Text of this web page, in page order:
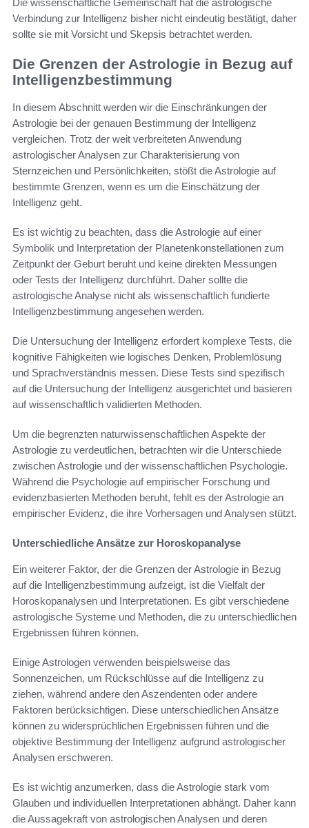
Verbindung zur Intelligenz bisher nicht eindeutig bestätigt, daher
sollte sie mit Vorsicht und Skepsis betrachtet werden.
Die Grenzen der Astrologie in Bezug auf
Intelligenzbestimmung
In diesem Abschnitt werden wir die Einschränkungen der
Astrologie bei der genauen Bestimmung der Intelligenz
vergleichen. Trotz der weit verbreiteten Anwendung
astrologischer Analysen zur Charakterisierung von
Sternzeichen und Persönlichkeiten, stößt die Astrologie auf
bestimmte Grenzen, wenn es um die Einschätzung der
Intelligenz geht.
Es ist wichtig zu beachten, dass die Astrologie auf einer
Symbolik und Interpretation der Planetenkonstellationen zum
Zeitpunkt der Geburt beruht und keine direkten Messungen
oder Tests der Intelligenz durchführt. Daher sollte die
astrologische Analyse nicht als wissenschaftlich fundierte
Intelligenzbestimmung angesehen werden.
Die Untersuchung der Intelligenz erfordert komplexe Tests, die
kognitive Fähigkeiten wie logisches Denken, Problemlösung
und Sprachverständnis messen. Diese Tests sind spezifisch
auf die Untersuchung der Intelligenz ausgerichtet und basieren
auf wissenschaftlich validierten Methoden.
Um die begrenzten naturwissenschaftlichen Aspekte der
Astrologie zu verdeutlichen, betrachten wir die Unterschiede
zwischen Astrologie und der wissenschaftlichen Psychologie.
Während die Psychologie auf empirischer Forschung und
evidenzbasierten Methoden beruht, fehlt es der Astrologie an
empirischer Evidenz, die ihre Vorhersagen und Analysen stützt.
Unterschiedliche Ansätze zur Horoskopanalyse
Ein weiterer Faktor, der die Grenzen der Astrologie in Bezug
auf die Intelligenzbestimmung aufzeigt, ist die Vielfalt der
Horoskopanalysen und Interpretationen. Es gibt verschiedene
astrologische Systeme und Methoden, die zu unterschiedlichen
Ergebnissen führen können.
Einige Astrologen verwenden beispielsweise das
Sonnenzeichen, um Rückschlüsse auf die Intelligenz zu
ziehen, während andere den Aszendenten oder andere
Faktoren berücksichtigen. Diese unterschiedlichen Ansätze
können zu widersprüchlichen Ergebnissen führen und die
objektive Bestimmung der Intelligenz aufgrund astrologischer
Analysen erschweren.
Es ist wichtig anzumerken, dass die Astrologie stark vom
Glauben und individuellen Interpretationen abhängt. Daher kann
die Aussagekraft von astrologischen Analysen und deren